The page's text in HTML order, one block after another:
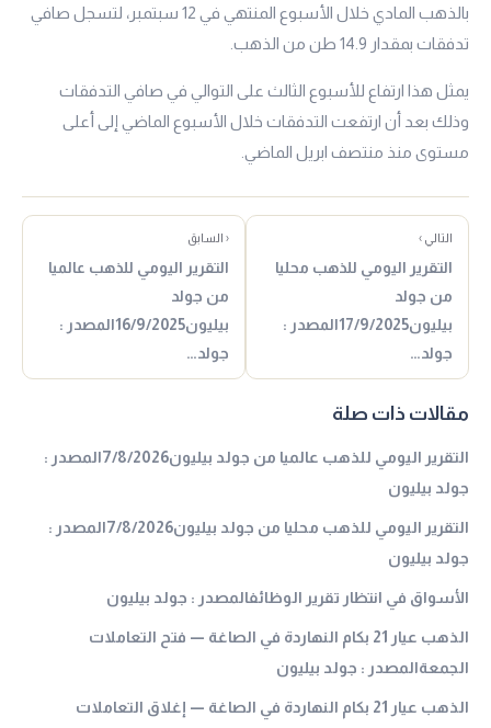
بالذهب المادي خلال الأسبوع المنتهي في 12 سبتمبر، لتسجل صافي
تدفقات بمقدار 14.9 طن من الذهب.
يمثل هذا ارتفاع للأسبوع الثالث على التوالي في صافي التدفقات
وذلك بعد أن ارتفعت التدفقات خلال الأسبوع الماضي إلى أعلى
مستوى منذ منتصف ابريل الماضي.
التالي ›
التقرير اليومي للذهب محليا
من جولد
بيليون17/9/2025المصدر :
جولد…
‹ السابق
التقرير اليومي للذهب عالميا
من جولد
بيليون16/9/2025المصدر :
جولد…
مقالات ذات صلة
التقرير اليومي للذهب عالميا من جولد بيليون7/8/2026المصدر :
جولد بيليون
التقرير اليومي للذهب محليا من جولد بيليون7/8/2026المصدر :
جولد بيليون
الأسواق في انتظار تقرير الوظائفالمصدر : جولد بيليون
الذهب عيار 21 بكام النهاردة في الصاغة — فتح التعاملات
الجمعةالمصدر : جولد بيليون
الذهب عيار 21 بكام النهاردة في الصاغة — إغلاق التعاملات